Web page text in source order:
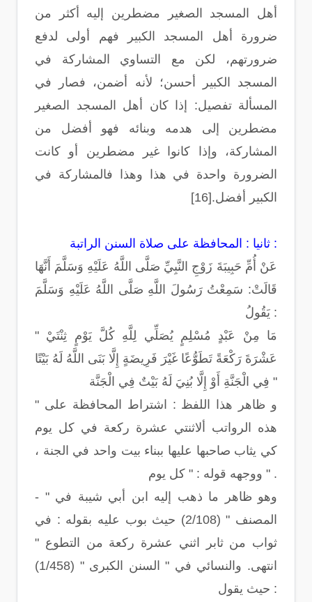
أهل المسجد الصغير مضطرين إليه أكثر من
ضرورة أهل المسجد الكبير فهم أولى لدفع
ضرورتهم، لكن مع التساوي المشاركة في
المسجد الكبير أحسن؛ لأنه أضمن، فصار في
المسألة تفصيل: إذا كان أهل المسجد الصغير
مضطرين إلى هدمه وبنائه فهو أفضل من
المشاركة، وإذا كانوا غير مضطرين أو كانت
الضرورة واحدة في هذا وهذا فالمشاركة في
الكبير أفضل.[16]
ثانيا : المحافظة على صلاة السنن الراتبة :
عَنْ أُمِّ حَبِيبَةَ زَوْجِ النَّبِيِّ صَلَّى اللَّهُ عَلَيْهِ وَسَلَّمَ أَنَّهَا
قَالَتْ: سَمِعْتُ رَسُولَ اللَّهِ صَلَّى اللَّهُ عَلَيْهِ وَسَلَّمَ
يَقُولُ :
" مَا مِنْ عَبْدٍ مُسْلِمٍ يُصَلِّي لِلَّهِ كُلَّ يَوْمٍ ثِنْتَيْ
عَشْرَةَ رَكْعَةً تَطَوُّعًا غَيْرَ فَرِيضَةٍ إِلَّا بَنَى اللَّهُ لَهُ بَيْتًا
فِي الْجَنَّةِ أَوْ إِلَّا بُنِيَ لَهُ بَيْتٌ فِي الْجَنَّة "
" و ظاهر هذا اللفظ : اشتراط المحافظة على
هذه الرواتب ألاثنتي عشرة ركعة في كل يوم
كي يثاب صاحبها عليها ببناء بيت واحد في الجنة ،
ووجهه قوله : " كل يوم " .
- وهو ظاهر ما ذهب إليه ابن أبي شيبة في "
المصنف " (2/108) حيث بوب عليه بقوله : في
ثواب من ثابر اثني عشرة ركعة من التطوع "
انتهى. والنسائي في " السنن الكبرى " (1/458)
حيث يقول :